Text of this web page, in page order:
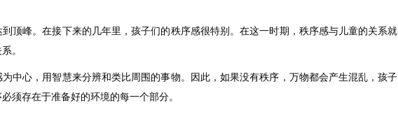
顶峰。在接下来的几年里，孩子们的秩序感很特别。在这一时期，秩序感与儿童的关系就
。
中心，用智慧来分辨和类比周围的事物。因此，如果没有秩序，万物都会产生混乱，孩子
须存在于准备好的环境的每一个部分。